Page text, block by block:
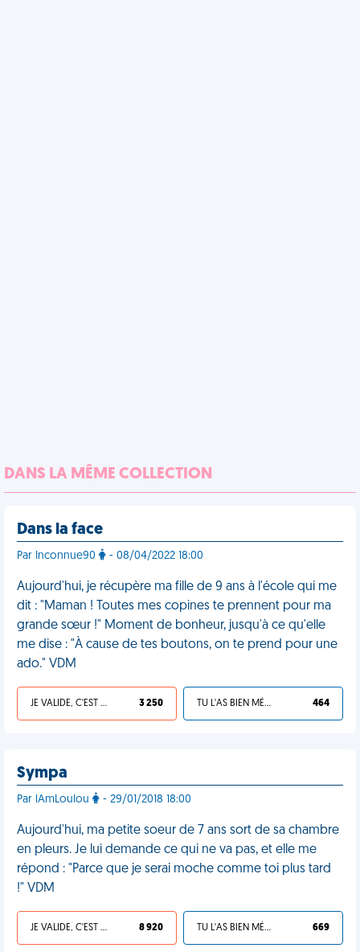
DANS LA MÊME COLLECTION
Dans la face
Par Inconnue90 - 08/04/2022 18:00
Aujourd'hui, je récupère ma fille de 9 ans à l'école qui me
dit : "Maman ! Toutes mes copines te prennent pour ma
grande sœur !" Moment de bonheur, jusqu'à ce qu'elle
me dise : "À cause de tes boutons, on te prend pour une
ado." VDM
JE VALIDE, C'EST UNE VDM 3 250 TU L'AS BIEN MÉRITÉ 464
Sympa
Par lAmLoulou - 29/01/2018 18:00
Aujourd'hui, ma petite soeur de 7 ans sort de sa chambre
en pleurs. Je lui demande ce qui ne va pas, et elle me
répond : "Parce que je serai moche comme toi plus tard
!" VDM
JE VALIDE, C'EST UNE VDM 8 920 TU L'AS BIEN MÉRITÉ 669